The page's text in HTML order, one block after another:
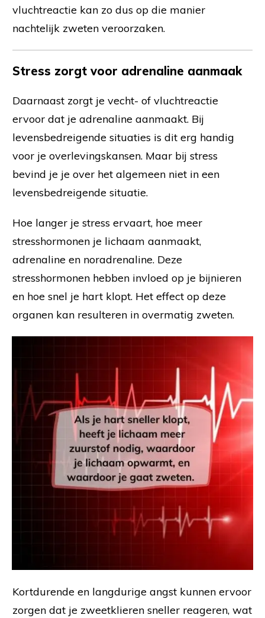
vluchtreactie kan zo dus op die manier
nachtelijk zweten veroorzaken.
Stress zorgt voor adrenaline aanmaak
Daarnaast zorgt je vecht- of vluchtreactie
ervoor dat je adrenaline aanmaakt. Bij
levensbedreigende situaties is dit erg handig
voor je overlevingskansen. Maar bij stress
bevind je je over het algemeen niet in een
levensbedreigende situatie.
Hoe langer je stress ervaart, hoe meer
stresshormonen je lichaam aanmaakt,
adrenaline en noradrenaline. Deze
stresshormonen hebben invloed op je bijnieren
en hoe snel je hart klopt. Het effect op deze
organen kan resulteren in overmatig zweten.
Kortdurende en langdurige angst kunnen ervoor
zorgen dat je zweetklieren sneller reageren, wat